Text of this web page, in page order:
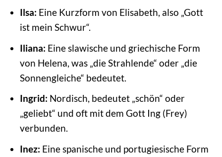
Ilsa: Eine Kurzform von Elisabeth, also „Gott
ist mein Schwur“.
Iliana: Eine slawische und griechische Form
von Helena, was „die Strahlende“ oder „die
Sonnengleiche“ bedeutet.
Ingrid: Nordisch, bedeutet „schön“ oder
„geliebt“ und oft mit dem Gott Ing (Frey)
verbunden.
Inez: Eine spanische und portugiesische Form